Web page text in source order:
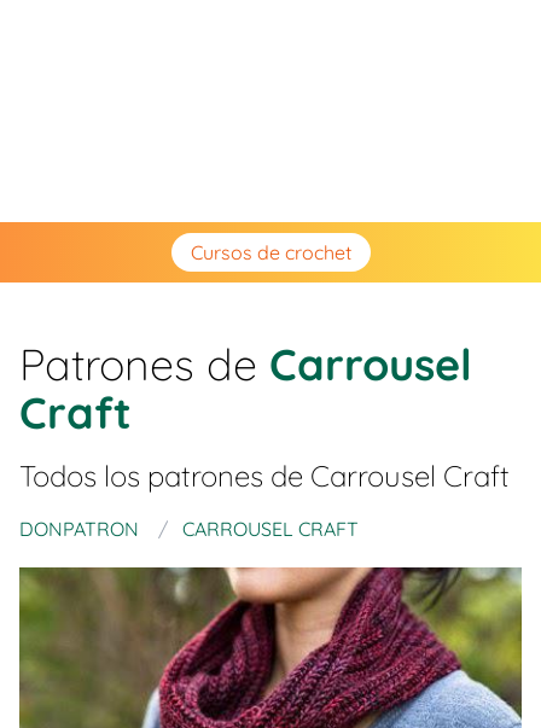
Cursos de crochet
Patrones de Carrousel
Craft
Todos los patrones de Carrousel Craft
DONPATRON CARROUSEL CRAFT